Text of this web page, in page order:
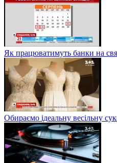
Як працюватимуть банки на
Обираємо ідеальну весільну